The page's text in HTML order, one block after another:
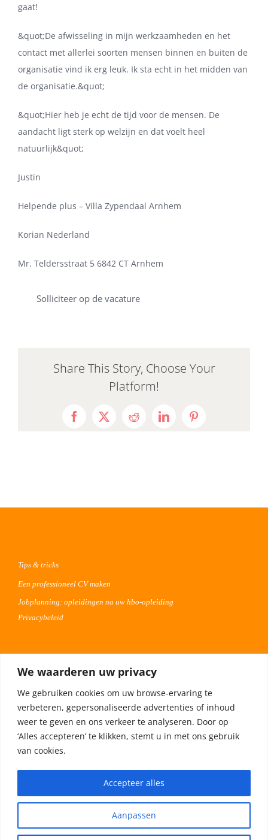
We waarderen uw privacy
We gebruiken cookies om uw browse-ervaring te
verbeteren, gepersonaliseerde advertenties of inhoud
weer te geven en ons verkeer te analyseren. Door op
‘Alles accepteren’ te klikken, stemt u in met ons gebruik
van cookies.
Aanpassen
Accepteer alles
gaat!
&quot;De afwisseling in mijn werkzaamheden en het
contact met allerlei soorten mensen binnen en buiten de
organisatie vind ik erg leuk. Ik sta echt in het midden van
de organisatie.&quot;
&quot;Hier heb je echt de tijd voor de mensen. De
aandacht ligt sterk op welzijn en dat voelt heel
natuurlijk&quot;
Justin
Helpende plus – Villa Zypendaal Arnhem
Korian Nederland
Mr. Teldersstraat 5 6842 CT Arnhem
Solliciteer op de vacature
Share This Story, Choose Your
Platform!
Facebook
X RedditLinkedInPinterest
Tips & tricks
Een professioneel CV maken
Jobplanning: opleidingen na uw hbo-opleiding
Privacybeleid
Plaats uw vacature 30 dagen gratis
Adverteren op Meta